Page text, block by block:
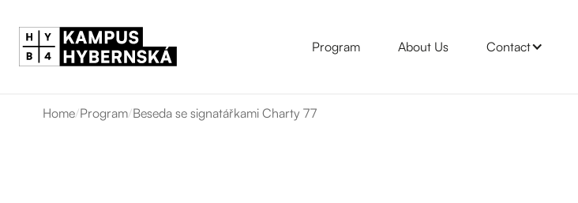
Program About Us Contact
Home/Program/Beseda se signatářkami Charty 77